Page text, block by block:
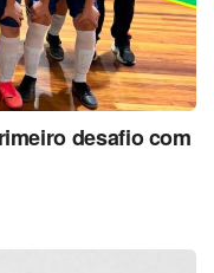
desafio com